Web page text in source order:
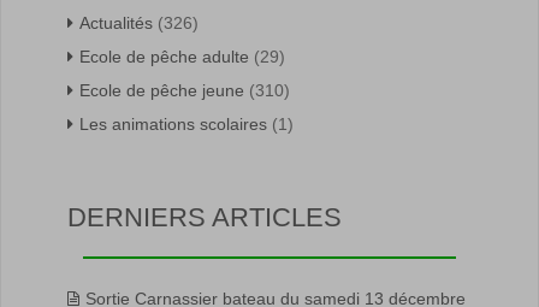
Actualités (326)
Ecole de pêche adulte (29)
Ecole de pêche jeune (310)
Les animations scolaires (1)
DERNIERS ARTICLES
Sortie Carnassier bateau du samedi 13 décembre